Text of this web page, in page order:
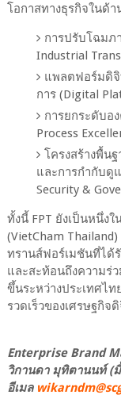
โอกาสทางธุรกิจในด้
การปรับโฉมภ
Industrial
แพลตฟอร์มดิ
การ (Digital
การยกระดับอ
Process
โครงสร้างพื้น
และการกำกับดู
Security &
ทั้งนี้ FPT ยังเป็นหนึ่งใ
(VietCham Thailand)
ทรานส์ฟอร์เมชันที่ได้
และสะท้อนถึงความร่
ขึ้นระหว่างประเทศไท
รวดเร็วของเศรษฐกิ
Enterprise Brand
วิกานดา มุทิตานนท์ (
อีเมล